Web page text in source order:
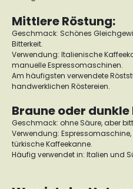
Mittlere Röstung:
Geschmack: Schönes
Bitterkeit.
Verwendung: Italienische
manuelle Espressomaschinen.
Am häufigsten verwendete
handwerklichen Röstereien.
Braune oder dunkle
Geschmack: ohne Säure, aber
Verwendung:
türkische Kaffeekanne.
Häufig verwendet in: Italien und